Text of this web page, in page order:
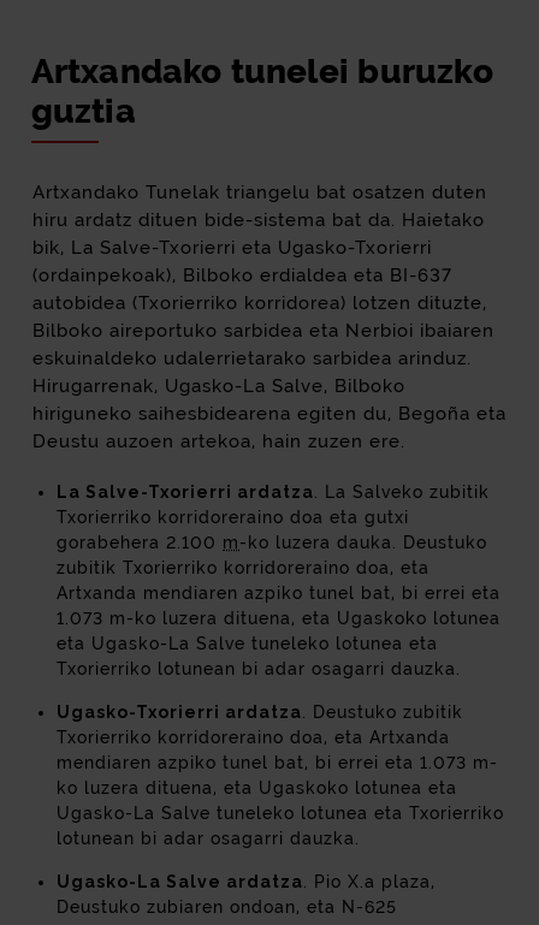
Artxandako tunelei buruzko
guztia
Artxandako Tunelak triangelu bat osatzen duten
hiru ardatz dituen bide-sistema bat da. Haietako
bik, La Salve-Txorierri eta Ugasko-Txorierri
(ordainpekoak), Bilboko erdialdea eta BI-637
autobidea (Txorierriko korridorea) lotzen dituzte,
Bilboko aireportuko sarbidea eta Nerbioi ibaiaren
eskuinaldeko udalerrietarako sarbidea arinduz.
Hirugarrenak, Ugasko-La Salve, Bilboko
hiriguneko saihesbidearena egiten du, Begoña eta
Deustu auzoen artekoa, hain zuzen ere.
La Salve-Txorierri ardatza . La Salveko zubitik
Txorierriko korridoreraino doa eta gutxi
gorabehera 2.100 m-ko luzera dauka. Deustuko
zubitik Txorierriko korridoreraino doa, eta
Artxanda mendiaren azpiko tunel bat, bi errei eta
1.073 m-ko luzera dituena, eta Ugaskoko lotunea
eta Ugasko-La Salve tuneleko lotunea eta
Txorierriko lotunean bi adar osagarri dauzka.
Ugasko-Txorierri ardatza . Deustuko zubitik
Txorierriko korridoreraino doa, eta Artxanda
mendiaren azpiko tunel bat, bi errei eta 1.073 m-
ko luzera dituena, eta Ugaskoko lotunea eta
Ugasko-La Salve tuneleko lotunea eta Txorierriko
lotunean bi adar osagarri dauzka.
Ugasko-La Salve ardatza . Pio X.a plaza,
Deustuko zubiaren ondoan, eta N-625